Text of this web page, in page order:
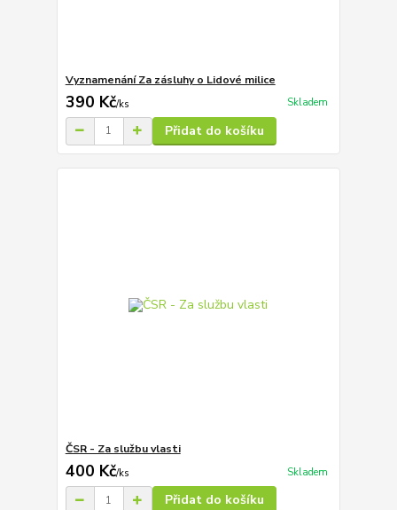
Vyznamenání Za zásluhy o Lidové milice
390 Kč/ks Skladem
Přidat do košíku
ČSR - Za službu vlasti
400 Kč/ks Skladem
Přidat do košíku